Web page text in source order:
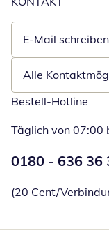
E-Mail schreiben
Öffnet E-Mail-
Alle
Bestell-Hotline
Täglich von 07:00
0180 - 636 36
(20 Cent/